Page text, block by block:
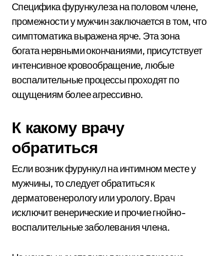
Специфика фурункулеза на половом члене,
промежности у мужчин заключается в том, что
симптоматика выражена ярче. Эта зона
богата нервными окончаниями, присутствует
интенсивное кровообращение, любые
воспалительные процессы проходят по
ощущениям более агрессивно.
К какому врачу
обратиться
Если возник фурункул на интимном месте у
мужчины, то следует обратиться к
дерматовенерологу или урологу. Врач
исключит венерические и прочие гнойно-
воспалительные заболевания члена.